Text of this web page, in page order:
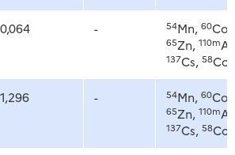
0,064 - 54Mn, 60Co,
65Zn, 110m
137Cs, 58Co
1,296 - 54Mn, 60Co,
65Zn, 110m
137Cs, 58Co